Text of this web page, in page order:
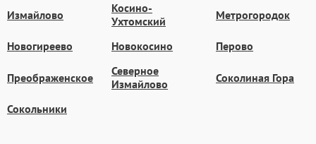
Измайлово
Косино-
Ухтомский
Метрогородок
Новогиреево Новокосино Перово
Преображенское
Северное
Измайлово
Соколиная Гора
Сокольники